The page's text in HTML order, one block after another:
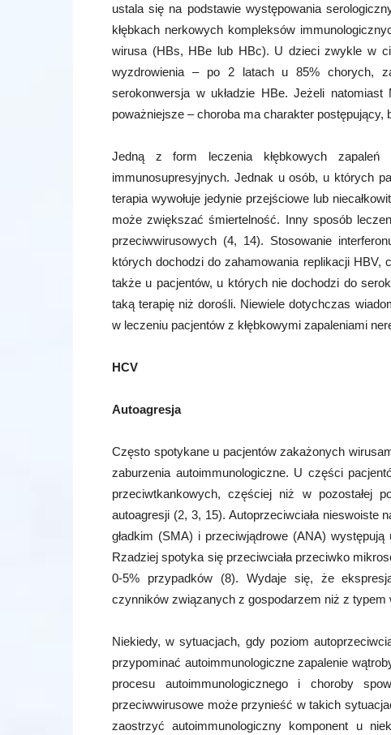
ustala się na podstawie występowania
kłębkach nerkowych kompleksów
wirusa (HBs, HBe lub HBc). U dzieci zwykle w
wyzdrowienia – po 2 latach u 85% chorych,
serokonwersja w układzie HBe. Jeżeli
poważniejsze – choroba ma charakter postępujący,
Jedną z form leczenia kłębkowych
immunosupresyjnych. Jednak u osób, u których
terapia wywołuje jedynie przejściowe lub
może zwiększać śmiertelność. Inny sposób
przeciwwirusowych (4, 14). Stosowanie
których dochodzi do zahamowania replikacji
także u pacjentów, u których nie dochodzi do
taką terapię niż dorośli. Niewiele dotychczas
w leczeniu pacjentów z kłębkowymi zapaleniami
HCV
Autoagresja
Często spotykane u pacjentów zakażonych
zaburzenia autoimmunologiczne. U części
przeciwtkankowych, częściej niż w pozostałej
autoagresji (2, 3, 15). Autoprzeciwciała nieswoiste
gładkim (SMA) i przeciwjądrowe (ANA)
Rzadziej spotyka się przeciwciała przeciwko
0-5% przypadków (8). Wydaje się, że
czynników związanych z gospodarzem niż z typem
Niekiedy, w sytuacjach, gdy poziom
przypominać autoimmunologiczne zapalenie
procesu autoimmunologicznego i choroby
przeciwwirusowe może przynieść w takich
zaostrzyć autoimmunologiczny komponent u